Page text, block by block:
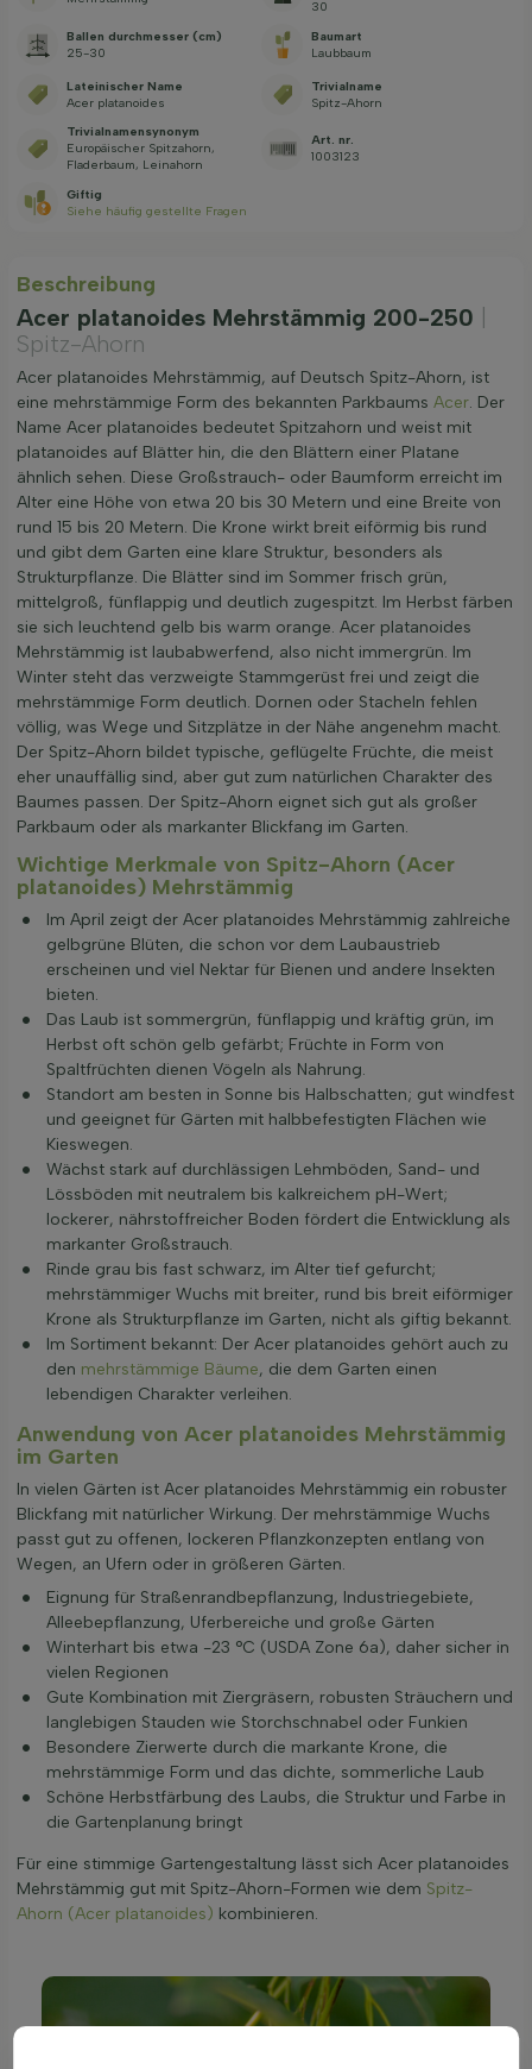
30
Ballen durchmesser (cm)
25-30
Baumart
Laubbaum
Lateinischer Name
Acer platanoides
Trivialname
Spitz-Ahorn
Trivialnamensynonym
Europäischer Spitzahorn,
Fladerbaum, Leinahorn
Art. nr.
1003123
Giftig
Siehe häufig gestellte Fragen
Beschreibung
Acer platanoides Mehrstämmig 200-250
Spitz-Ahorn
Acer platanoides Mehrstämmig, auf Deutsch Spitz-Ahorn, ist
eine mehrstämmige Form des bekannten Parkbaums Acer. Der
Name Acer platanoides bedeutet Spitzahorn und weist mit
platanoides auf Blätter hin, die den Blättern einer Platane
ähnlich sehen. Diese Großstrauch- oder Baumform erreicht im
Alter eine Höhe von etwa 20 bis 30 Metern und eine Breite von
rund 15 bis 20 Metern. Die Krone wirkt breit eiförmig bis rund
und gibt dem Garten eine klare Struktur, besonders als
Strukturpflanze. Die Blätter sind im Sommer frisch grün,
mittelgroß, fünflappig und deutlich zugespitzt. Im Herbst färben
sie sich leuchtend gelb bis warm orange. Acer platanoides
Mehrstämmig ist laubabwerfend, also nicht immergrün. Im
Winter steht das verzweigte Stammgerüst frei und zeigt die
mehrstämmige Form deutlich. Dornen oder Stacheln fehlen
völlig, was Wege und Sitzplätze in der Nähe angenehm macht.
Der Spitz-Ahorn bildet typische, geflügelte Früchte, die meist
eher unauffällig sind, aber gut zum natürlichen Charakter des
Baumes passen. Der Spitz-Ahorn eignet sich gut als großer
Parkbaum oder als markanter Blickfang im Garten.
Wichtige Merkmale von Spitz-Ahorn (Acer
platanoides) Mehrstämmig
Im April zeigt der Acer platanoides Mehrstämmig zahlreiche
gelbgrüne Blüten, die schon vor dem Laubaustrieb
erscheinen und viel Nektar für Bienen und andere Insekten
bieten.
Das Laub ist sommergrün, fünflappig und kräftig grün, im
Herbst oft schön gelb gefärbt; Früchte in Form von
Spaltfrüchten dienen Vögeln als Nahrung.
Standort am besten in Sonne bis Halbschatten; gut windfest
und geeignet für Gärten mit halbbefestigten Flächen wie
Kieswegen.
Wächst stark auf durchlässigen Lehmböden, Sand- und
Lössböden mit neutralem bis kalkreichem pH-Wert;
lockerer, nährstoffreicher Boden fördert die Entwicklung als
markanter Großstrauch.
Rinde grau bis fast schwarz, im Alter tief gefurcht;
mehrstämmiger Wuchs mit breiter, rund bis breit eiförmiger
Krone als Strukturpflanze im Garten, nicht als giftig bekannt.
Im Sortiment bekannt: Der Acer platanoides gehört auch zu
den mehrstämmige Bäume, die dem Garten einen
lebendigen Charakter verleihen.
Anwendung von Acer platanoides Mehrstämmig
im Garten
In vielen Gärten ist Acer platanoides Mehrstämmig ein robuster
Blickfang mit natürlicher Wirkung. Der mehrstämmige Wuchs
passt gut zu offenen, lockeren Pflanzkonzepten entlang von
Wegen, an Ufern oder in größeren Gärten.
Eignung für Straßenrandbepflanzung, Industriegebiete,
Alleebepflanzung, Uferbereiche und große Gärten
Winterhart bis etwa -23 °C (USDA Zone 6a), daher sicher in
vielen Regionen
Gute Kombination mit Ziergräsern, robusten Sträuchern und
langlebigen Stauden wie Storchschnabel oder Funkien
Besondere Zierwerte durch die markante Krone, die
mehrstämmige Form und das dichte, sommerliche Laub
Schöne Herbstfärbung des Laubs, die Struktur und Farbe in
die Gartenplanung bringt
Für eine stimmige Gartengestaltung lässt sich Acer platanoides
Mehrstämmig gut mit Spitz-Ahorn-Formen wie dem Spitz-
Ahorn (Acer platanoides) kombinieren.